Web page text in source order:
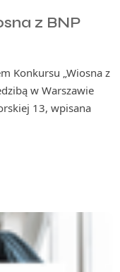
z BNP
Konkursu „Wiosna z
w Warszawie
13, wpisana